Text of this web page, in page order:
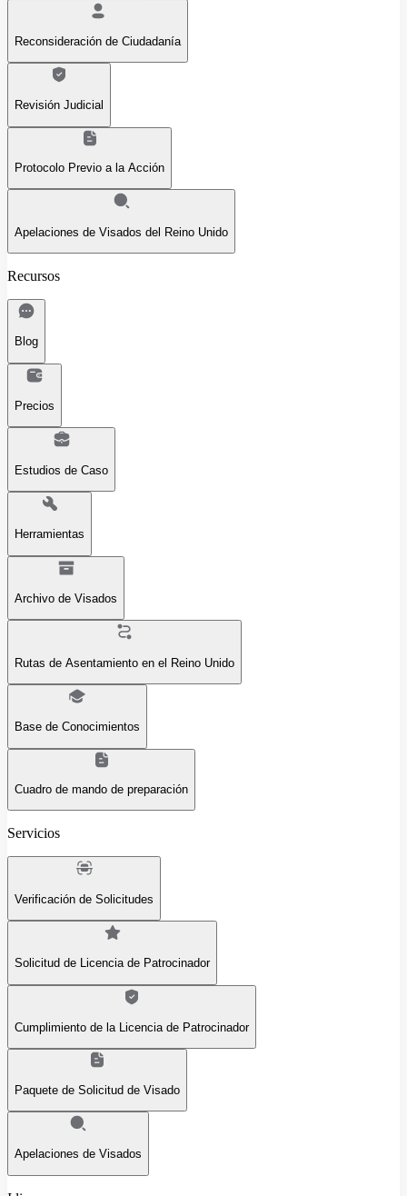
Reconsideración de Ciudadanía
Revisión Judicial
Protocolo Previo a la Acción
Apelaciones de Visados del Reino Unido
Recursos
Blog
Precios
Estudios de Caso
Herramientas
Archivo de Visados
Rutas de Asentamiento en el Reino Unido
Base de Conocimientos
Cuadro de mando de preparación
Servicios
Verificación de Solicitudes
Solicitud de Licencia de Patrocinador
Cumplimiento de la Licencia de Patrocinador
Paquete de Solicitud de Visado
Apelaciones de Visados